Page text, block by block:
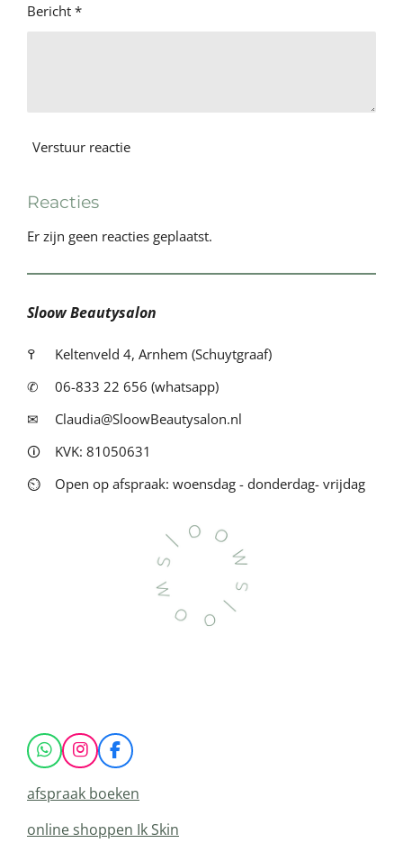
Bericht *
Verstuur reactie
Reacties
Er zijn geen reacties geplaatst.
Sloow Beautysalon
߉
Keltenveld 4, Arnhem (Schuytgraaf)
✆
06-833 22 656 (whatsapp)
✉
Claudia@SloowBeautysalon.nl
🛈
KVK: 81050631
⏲
Open op afspraak: woensdag - donderdag- vrijdag
W
h
a
t
s
A
I
n
s
t
a
g
F
a
c
e
o
afspraak boeken
online shoppen Ik Skin